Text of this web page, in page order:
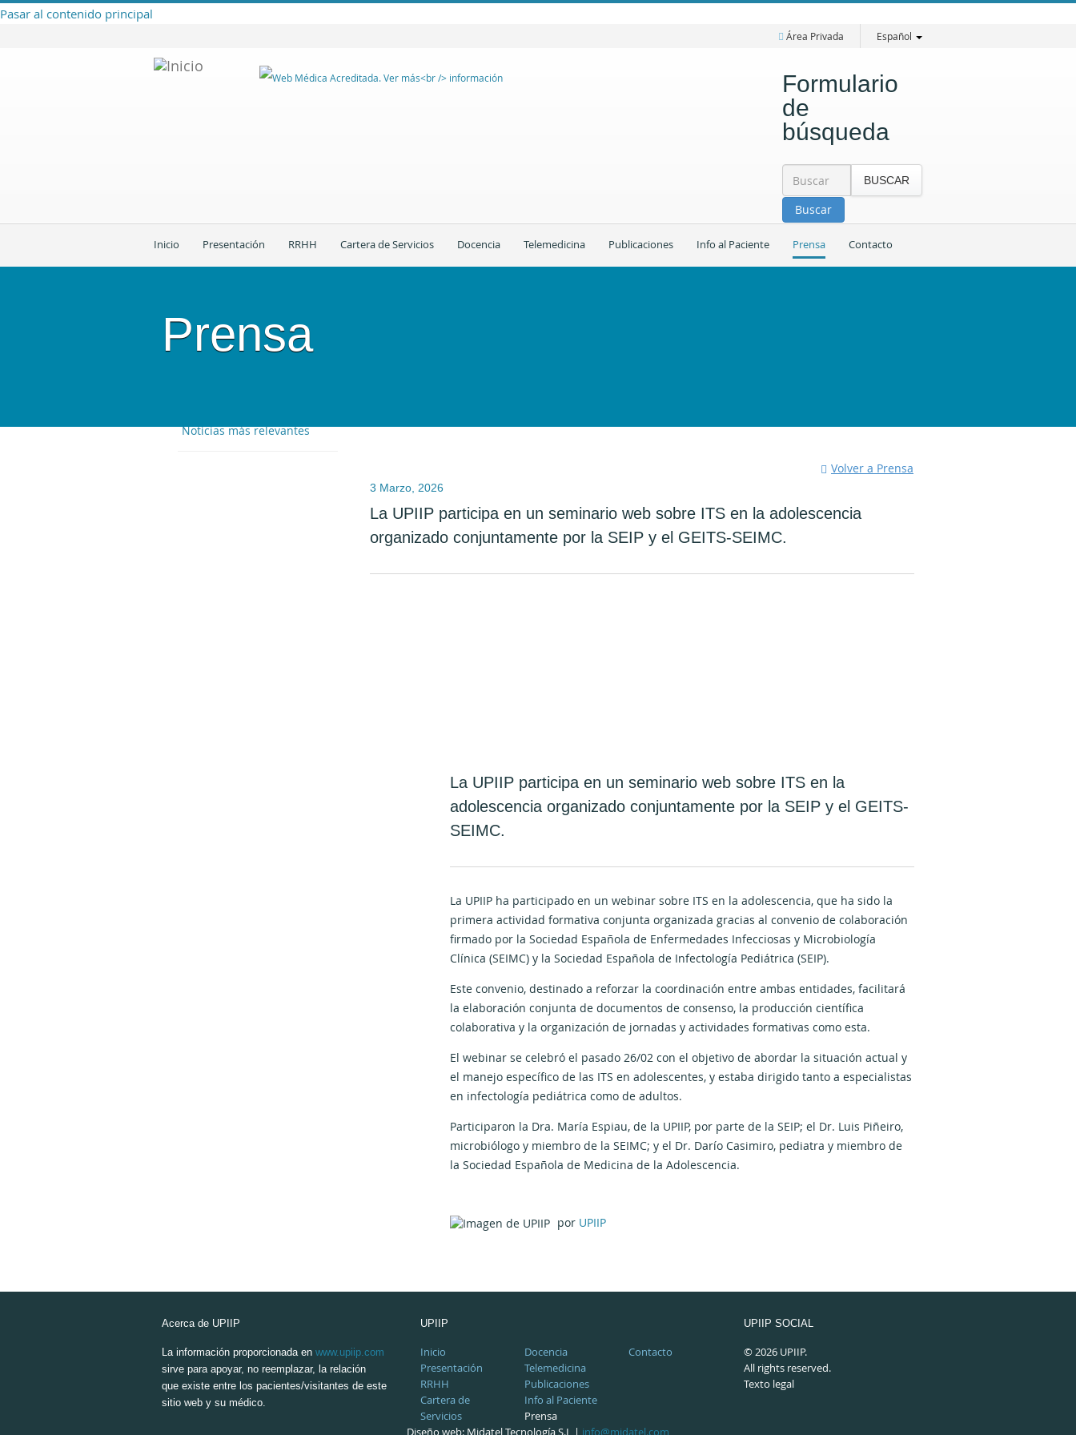
Pasar al contenido principal
Área Privada Español
Formulario
de
búsqueda
BUSCAR
Buscar
Inicio Presentación RRHH Cartera de Servicios Docencia Telemedicina Publicaciones Info al Paciente Prensa Contacto
Prensa
Noticias más relevantes
Volver a Prensa
3 Marzo, 2026
La UPIIP participa en un seminario web sobre ITS en la adolescencia
organizado conjuntamente por la SEIP y el GEITS-SEIMC.
La UPIIP participa en un seminario web sobre ITS en la
adolescencia organizado conjuntamente por la SEIP y el GEITS-
SEIMC.
La UPIIP ha participado en un webinar sobre ITS en la adolescencia, que ha sido la
primera actividad formativa conjunta organizada gracias al convenio de colaboración
firmado por la Sociedad Española de Enfermedades Infecciosas y Microbiología
Clínica (SEIMC) y la Sociedad Española de Infectología Pediátrica (SEIP).
Este convenio, destinado a reforzar la coordinación entre ambas entidades, facilitará
la elaboración conjunta de documentos de consenso, la producción científica
colaborativa y la organización de jornadas y actividades formativas como esta.
El webinar se celebró el pasado 26/02 con el objetivo de abordar la situación actual y
el manejo específico de las ITS en adolescentes, y estaba dirigido tanto a especialistas
en infectología pediátrica como de adultos.
Participaron la Dra. María Espiau, de la UPIIP, por parte de la SEIP; el Dr. Luis Piñeiro,
microbiólogo y miembro de la SEIMC; y el Dr. Darío Casimiro, pediatra y miembro de
la Sociedad Española de Medicina de la Adolescencia.
por UPIIP
Acerca de UPIIP
La información proporcionada en www.upiip.com
sirve para apoyar, no reemplazar, la relación
que existe entre los pacientes/visitantes de este
sitio web y su médico.
UPIIP
Inicio
Presentación
RRHH
Cartera de
Servicios
Docencia
Telemedicina
Publicaciones
Info al Paciente
Prensa
Contacto
UPIIP SOCIAL
© 2026 UPIIP.
All rights reserved.
Texto legal
Diseño web: Midatel Tecnología S.L | info@midatel.com